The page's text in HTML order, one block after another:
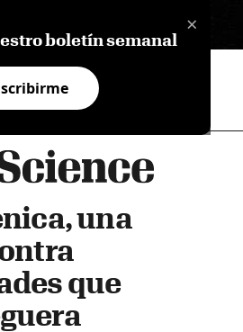
×
boletín semanal
una
que